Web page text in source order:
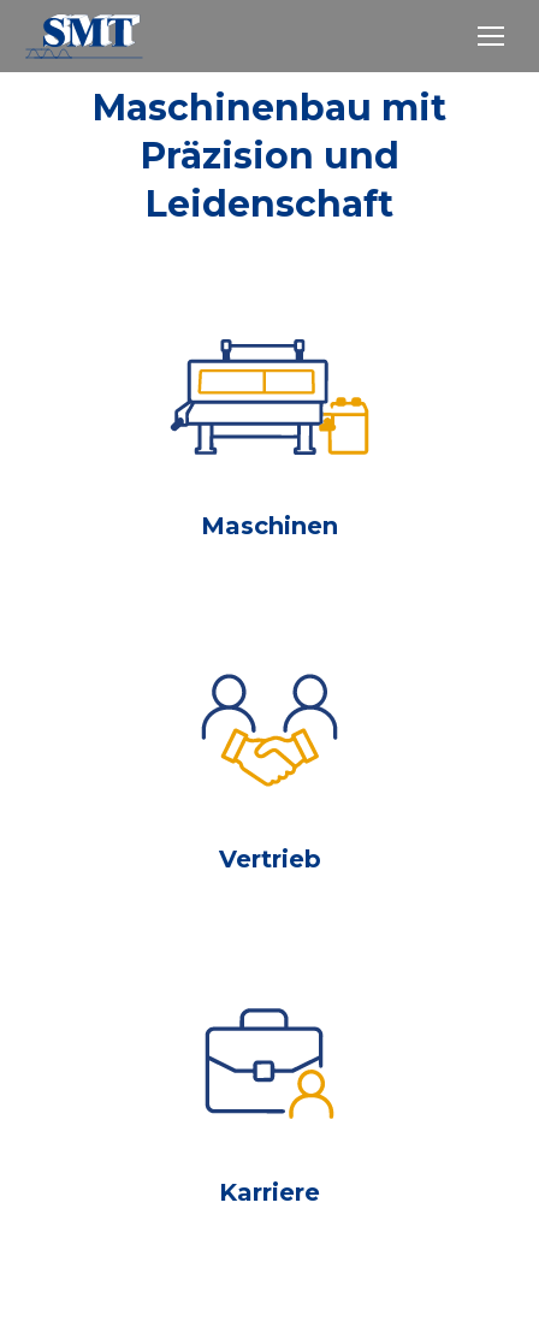
Maschinenbau mit
Präzision und
Leidenschaft
Maschinen
Vertrieb
Karriere